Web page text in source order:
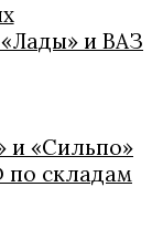
и ВАЗ
и «Сильпо»
по складам